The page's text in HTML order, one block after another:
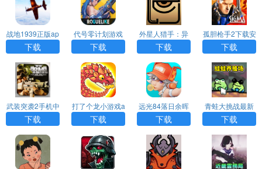
战地1939正版ap
p最新下载
下载
代号零计划游戏
(改名原零守望)a
pp下载
下载
外星人猎手：异
种入侵官方版下
载
下载
孤胆枪手2下载安
卓手机版
下载
武装突袭2手机中
文版下载
下载
打了个龙小游戏a
pp最新版下载
下载
远光84落日余晖
手游app最新版
下载
下载
青蛙大挑战最新
版app下载
下载